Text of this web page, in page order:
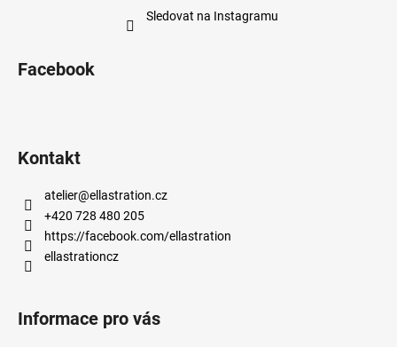
Sledovat na Instagramu
Facebook
Kontakt
atelier@ellastration.cz
+420 728 480 205
https://facebook.com/ellastration
ellastrationcz
Informace pro vás